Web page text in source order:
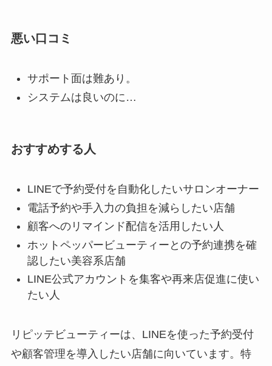
悪い口コミ
サポート面は難あり。
システムは良いのに…
おすすめする人
LINEで予約受付を自動化したいサロンオーナー
電話予約や手入力の負担を減らしたい店舗
顧客へのリマインド配信を活用したい人
ホットペッパービューティーとの予約連携を確
認したい美容系店舗
LINE公式アカウントを集客や再来店促進に使い
たい人
リピッテビューティーは、LINEを使った予約受付
や顧客管理を導入したい店舗に向いています。特